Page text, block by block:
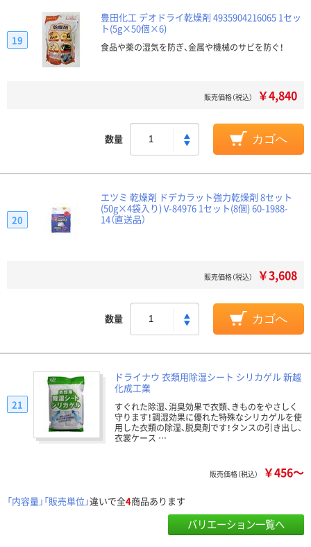
豊田化工 デオドライ乾燥剤 4935904216065 1セッ
ト(5g×50個×6)
食品や薬の湿気を防ぎ、金属や機械のサビを防ぐ！
19
販売価格（税込） ￥4,840
数量 カゴへ
エツミ 乾燥剤 ドデカラット強力乾燥剤 8セット
(50g×4袋入り) V-84976 1セット(8個) 60-1988-
14（直送品）
20
販売価格（税込） ￥3,608
数量 カゴへ
ドライナウ 衣類用除湿シート シリカゲル 新越
化成工業
すぐれた除湿、消臭効果で衣類、きものをやさしく
守ります！調湿効果に優れた特殊なシリカゲルを使
用した衣類の除湿、脱臭剤です！タンスの引き出し、
衣裳ケース …
21
販売価格（税込） ￥456～
「内容量」「販売単位」違いで全4商品あります
バリエーション一覧へ